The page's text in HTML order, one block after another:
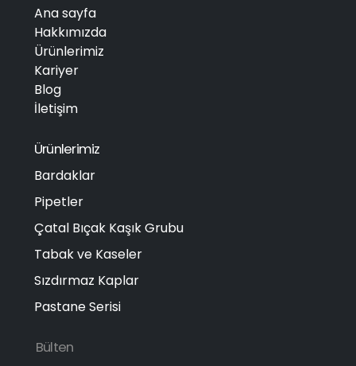
Ana sayfa
Hakkımızda
Ürünlerimiz
Kariyer
Blog
İletişim
Ürünlerimiz
Bardaklar
Pipetler
Çatal Bıçak Kaşık Grubu
Tabak ve Kaseler
Sızdırmaz Kaplar
Pastane Serisi
Bülten